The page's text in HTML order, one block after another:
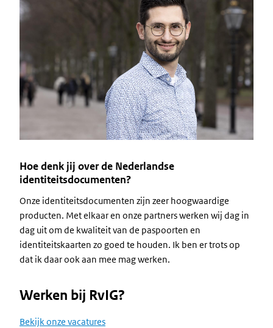
Hoe denk jij over de Nederlandse
identiteitsdocumenten?
Onze identiteitsdocumenten zijn zeer hoogwaardige
producten. Met elkaar en onze partners werken wij dag in
dag uit om de kwaliteit van de paspoorten en
identiteitskaarten zo goed te houden. Ik ben er trots op
dat ik daar ook aan mee mag werken.
Werken bij RvIG?
Bekijk onze vacatures